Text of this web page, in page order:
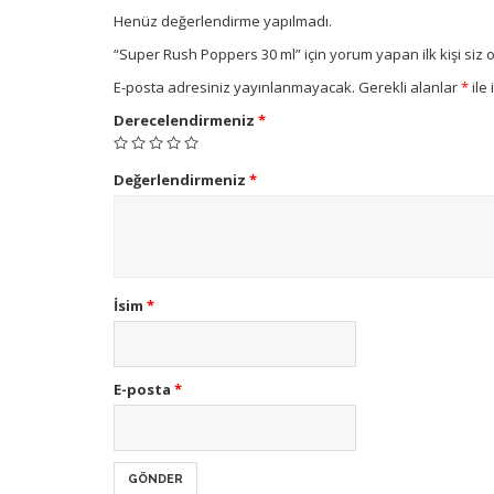
Henüz değerlendirme yapılmadı.
“Super Rush Poppers 30 ml” için yorum yapan ilk kişi siz
E-posta adresiniz yayınlanmayacak. Gerekli alanlar*ile
Derecelendirmeniz *
Değerlendirmeniz *
İsim *
E-posta *